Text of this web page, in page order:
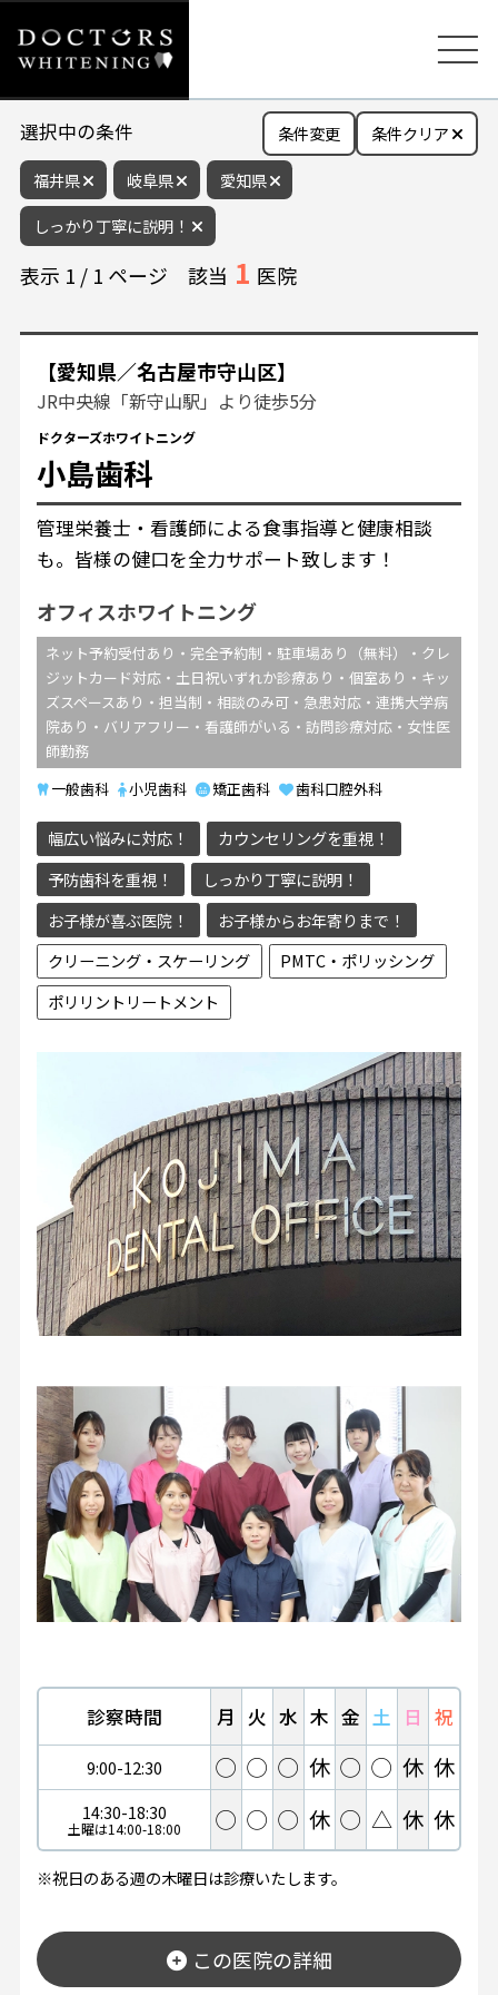
選択中の条件
福井県 岐阜県
愛知県
しっかり丁寧に説明！
条件変更 条件クリア
表示 1 / 1 ページ 該当 1 医院
【愛知県／名古屋市守山区】
JR中央線「新守山駅」より徒歩5分
ドクターズホワイトニング
小島歯科
管理栄養士・看護師による食事指導と健康相談
も。皆様の健口を全力サポート致します！
オフィスホワイトニング
ネット予約受付あり・完全予約制・駐車場あり（無料）・クレ
ジットカード対応・土日祝いずれか診療あり・個室あり・キッ
ズスペースあり・担当制・相談のみ可・急患対応・連携大学病
院あり・バリアフリー・看護師がいる・訪問診療対応・女性医
師勤務
一般歯科
小児歯科 矯正歯科 歯科口腔外科
幅広い悩みに対応！
カウンセリングを重視！
予防歯科を重視！
しっかり丁寧に説明！
お子様が喜ぶ医院！
お子様からお年寄りまで！
クリーニング・スケーリング
PMTC・ポリッシング
ポリリントリートメント
診察時間 月 火 水 木 金 土 日 祝
9:00-12:30 ◯ ◯ ◯ 休 ◯ ◯ 休 休
14:30-18:30
土曜は14:00-18:00 ◯ ◯ ◯ 休 ◯ △ 休 休
※祝日のある週の木曜日は診療いたします。
この医院の詳細